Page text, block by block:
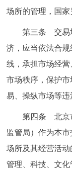
场所的管理，国家
第三条 交易场
济，应当依法合
线，承担市场经
市场秩序，保护
易、操纵市场等违
第四条 北京市
监管局）作为本
场所及其经营活
管理、科技、文